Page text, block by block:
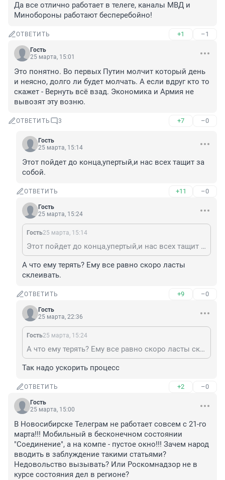
Да все отлично работает в телеге, каналы МВД и
Минобороны работают бесперебойно!
ОТВЕТИТЬ +1 –1
Гость
25 марта, 15:01
Это понятно. Во первых Путин молчит который день
и неясно, долго ли будет молчать. А если вдруг кто то
скажет - Вернуть всё взад. Экономика и Армия не
вывозят эту возню.
ОТВЕТИТЬ 3 +7 –0
Гость
25 марта, 15:14
Этот пойдет до конца,упертый,и нас всех тащит за
собой.
ОТВЕТИТЬ +11 –0
Гость
25 марта, 15:24
Гость25 марта, 15:14
Этот пойдет до конца,упертый,и нас всех тащит за собой.
А что ему терять? Ему все равно скоро ласты
склеивать.
ОТВЕТИТЬ +9 –0
Гость
25 марта, 22:36
Гость25 марта, 15:24
А что ему терять? Ему все равно скоро ласты склеивать.
Так надо ускорить процесс
ОТВЕТИТЬ +2 –0
Гость
25 марта, 15:00
В Новосибирске Телеграм не работает совсем с 21-го
марта!!! Мобильный в бесконечном состоянии
"Соединение", а на компе - пустое окно!!! Зачем народ
вводить в заблуждение такими статьями?
Недовольство вызывать? Или Роскомнадзор не в
курсе состояния дел в регионе?